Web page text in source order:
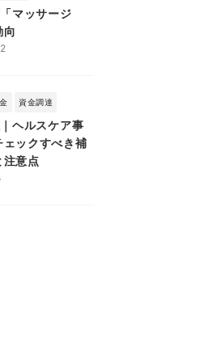
マッサージ
向
資金調達
ヘルスケア事
ェックすべき補
注意点